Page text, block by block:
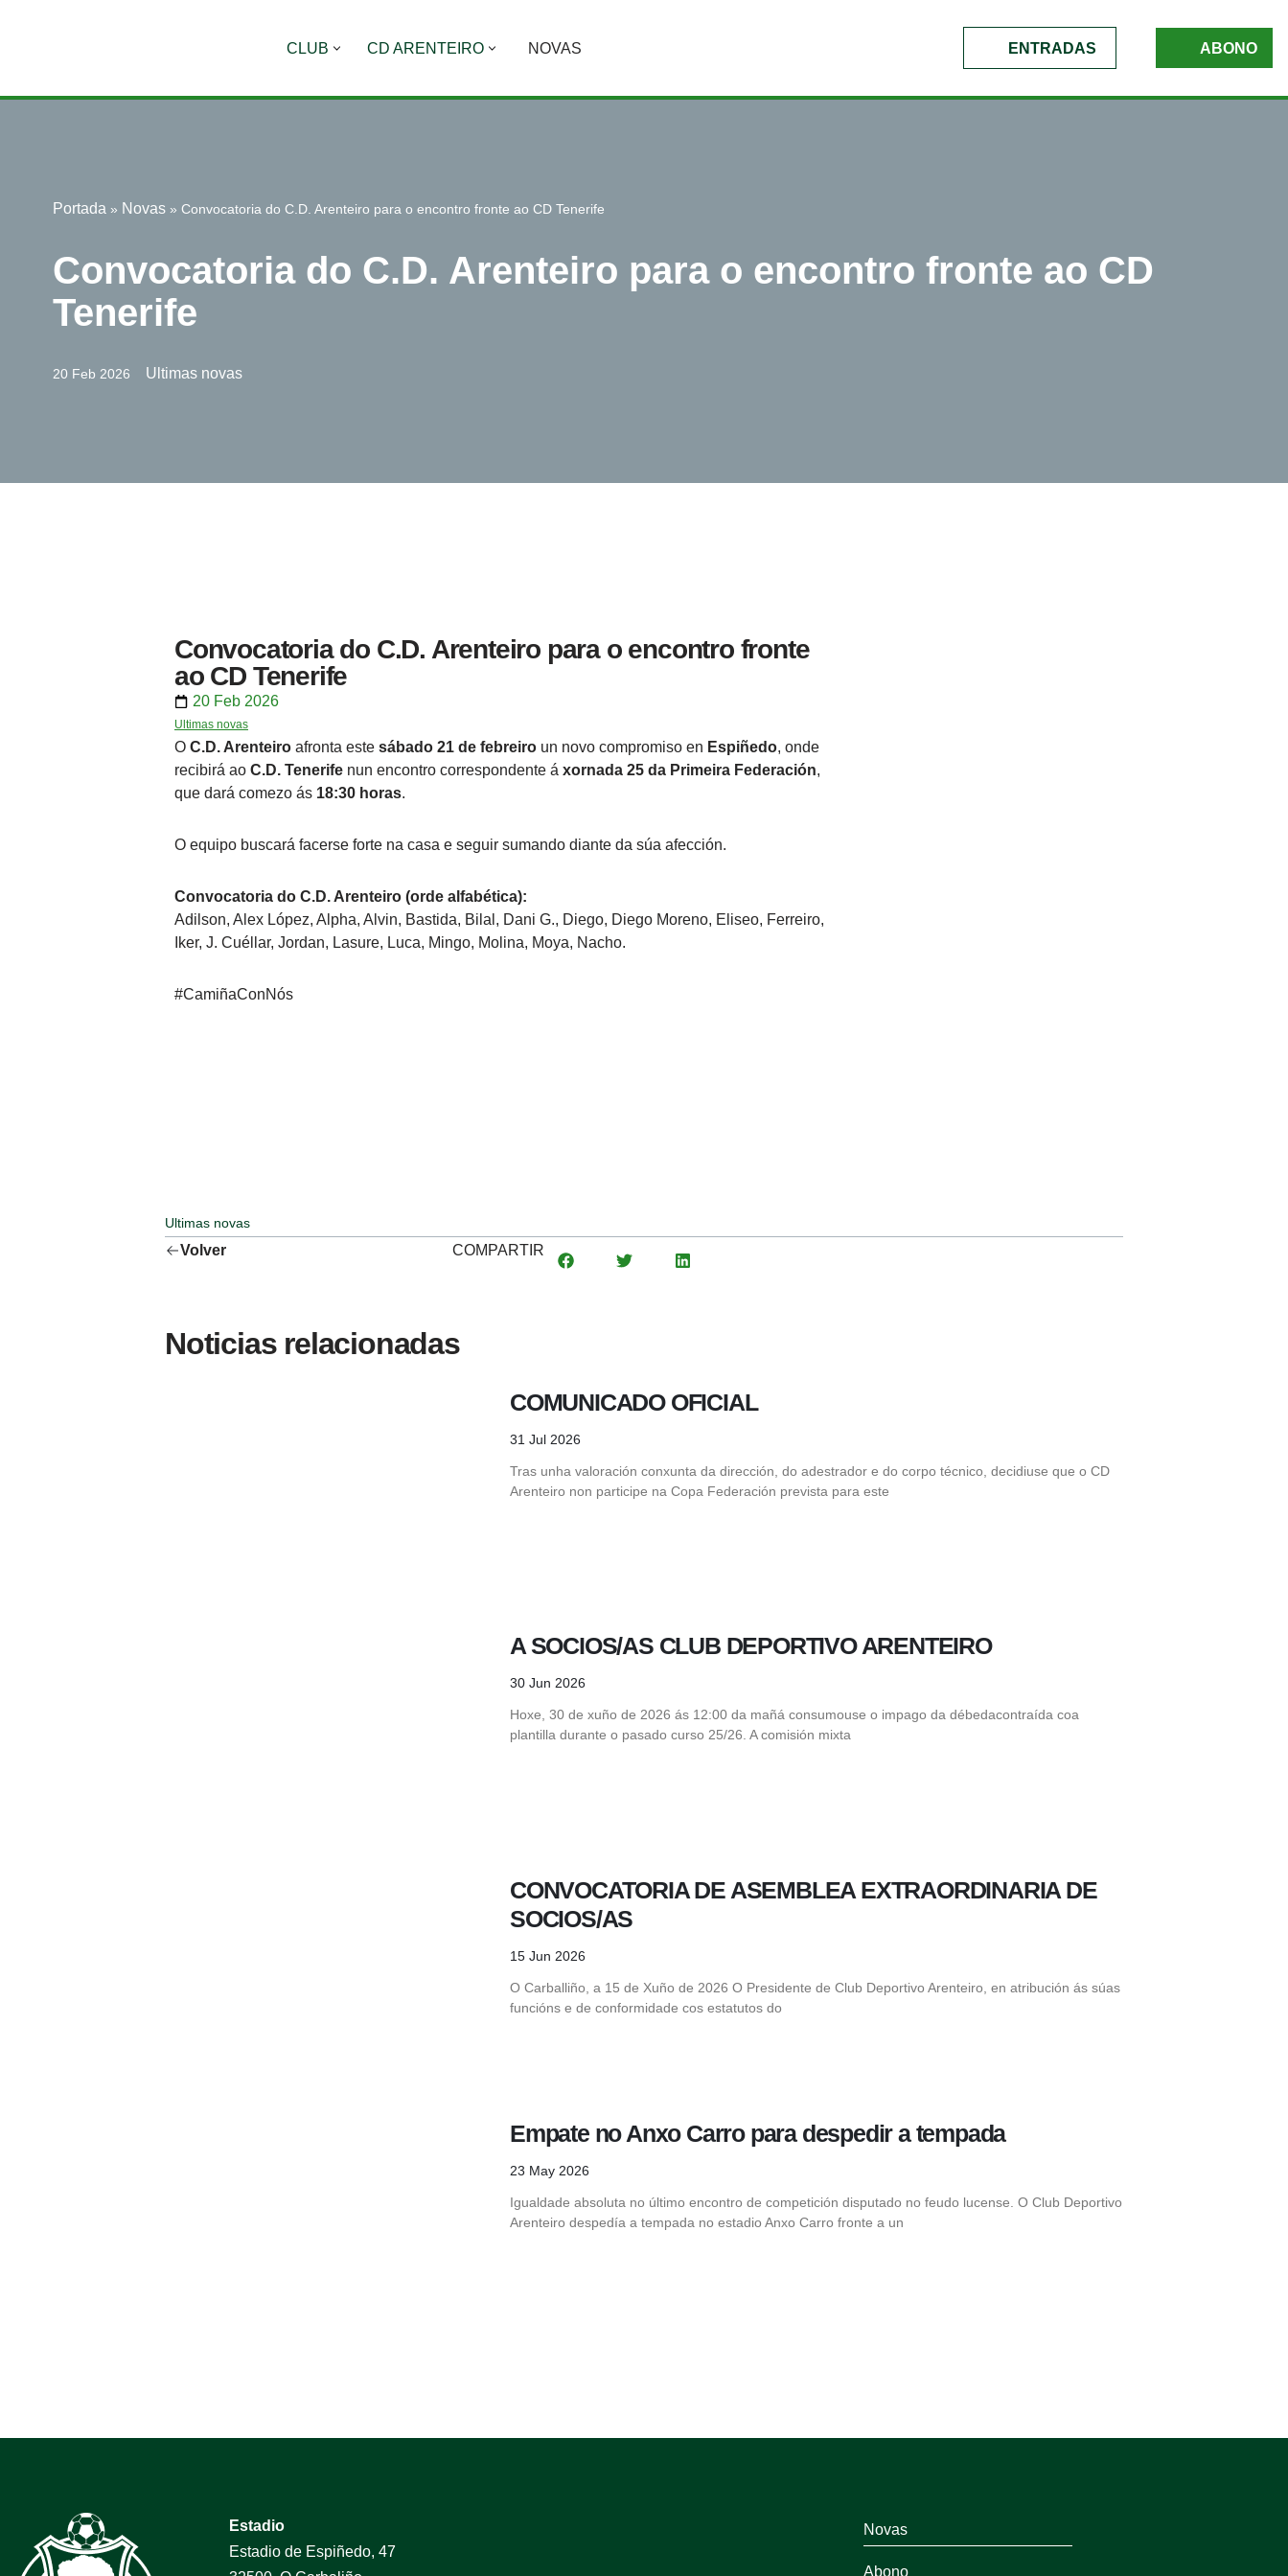
contenido
CLUB CD ARENTEIRO NOVAS ENTRADAS ABONO
Portada » Novas » Convocatoria do C.D. Arenteiro para o encontro fronte ao CD Tenerife
Convocatoria do C.D. Arenteiro para o encontro fronte ao CD
Tenerife
20 Feb 2026 Ultimas novas
Convocatoria do C.D. Arenteiro para o encontro fronte
ao CD Tenerife
20 Feb 2026
Ultimas novas
O C.D. Arenteiro afronta este sábado 21 de febreiro un novo compromiso en Espiñedo, onde
recibirá ao C.D. Tenerife nun encontro correspondente á xornada 25 da Primeira Federación,
que dará comezo ás 18:30 horas.
O equipo buscará facerse forte na casa e seguir sumando diante da súa afección.
Convocatoria do C.D. Arenteiro (orde alfabética):
Adilson, Alex López, Alpha, Alvin, Bastida, Bilal, Dani G., Diego, Diego Moreno, Eliseo, Ferreiro,
Iker, J. Cuéllar, Jordan, Lasure, Luca, Mingo, Molina, Moya, Nacho.
#CamiñaConNós
Ultimas novas
Volver COMPARTIR
Noticias relacionadas
COMUNICADO OFICIAL
31 Jul 2026
Tras unha valoración conxunta da dirección, do adestrador e do corpo técnico, decidiuse que o CD
Arenteiro non participe na Copa Federación prevista para este
A SOCIOS/AS CLUB DEPORTIVO ARENTEIRO
30 Jun 2026
Hoxe, 30 de xuño de 2026 ás 12:00 da mañá consumouse o impago da débedacontraída coa
plantilla durante o pasado curso 25/26. A comisión mixta
CONVOCATORIA DE ASEMBLEA EXTRAORDINARIA DE
SOCIOS/AS
15 Jun 2026
O Carballiño, a 15 de Xuño de 2026 O Presidente de Club Deportivo Arenteiro, en atribución ás súas
funcións e de conformidade cos estatutos do
Empate no Anxo Carro para despedir a tempada
23 May 2026
Igualdade absoluta no último encontro de competición disputado no feudo lucense. O Club Deportivo
Arenteiro despedía a tempada no estadio Anxo Carro fronte a un
Estadio
Estadio de Espiñedo, 47
Novas
Abono